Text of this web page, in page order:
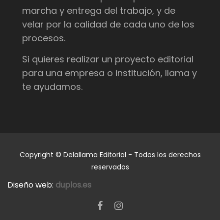
marcha y entrega del trabajo, y de
velar por la calidad de cada uno de los
procesos.
Si quieres realizar un proyecto editorial
para una empresa o institución, llama y
te ayudamos.
Copyright © Delallama Editorial - Todos los derechos
reservados
Diseño web: duplos.es